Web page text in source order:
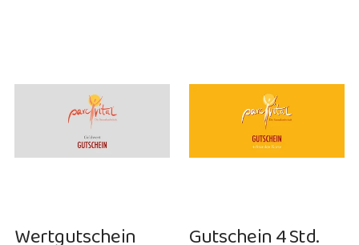
Wertgutschein Gutschein 4 Std.